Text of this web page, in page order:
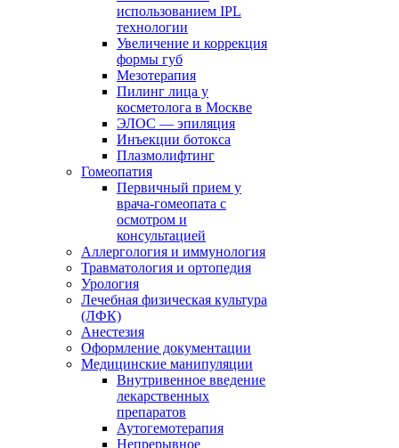
использованием IPL
технологии
Увеличение и коррекция
формы губ
Мезотерапия
Пилинг лица у
косметолога в Москве
ЭЛОС — эпиляция
Инъекции ботокса
Плазмолифтинг
Гомеопатия
Первичный прием у
врача-гомеопата с
осмотром и
консультацией
Аллергология и иммунология
Травматология и ортопедия
Урология
Лечебная физическая культура
(ЛФК)
Анестезия
Оформление документации
Медицинские манипуляции
Внутривенное введение
лекарственных
препаратов
Аутогемотерапия
Непрерывное